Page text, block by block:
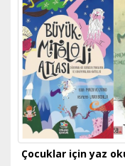
Çocuklar için yaz